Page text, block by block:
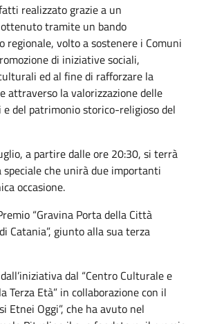
realizzato grazie a un
tramite un bando
regionale, volto a sostenere i Comuni
di iniziative sociali,
ed al fine di rafforzare la
attraverso la valorizzazione delle
del patrimonio storico-religioso del
a partire dalle ore 20:30, si terrà
speciale che unirà due importanti
occasione.
“Gravina Porta della Città
Catania”, giunto alla sua terza
dal “Centro Culturale e
Terza Età” in collaborazione con il
Etnei Oggi”, che ha avuto nel